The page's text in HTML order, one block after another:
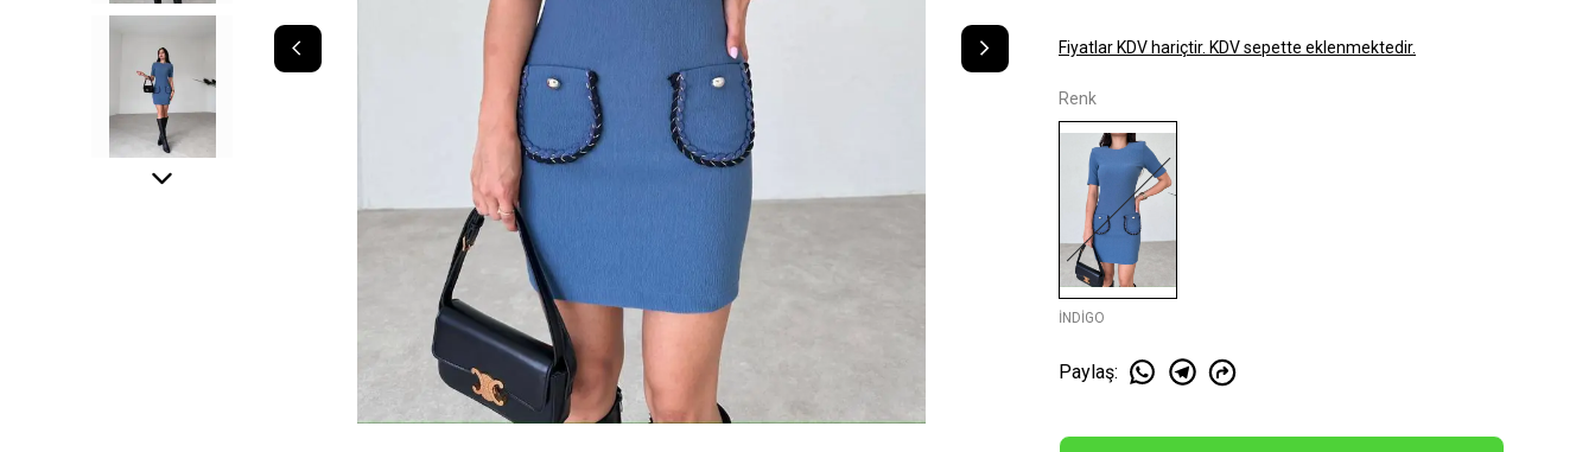
Fiyatlar KDV hariçtir. KDV sepette eklenmektedir.
Renk
İNDİGO
Paylaş: